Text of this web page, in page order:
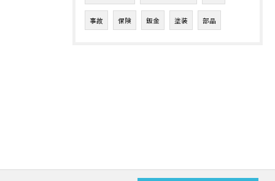
事故 保険 鈑金 塗装 部品